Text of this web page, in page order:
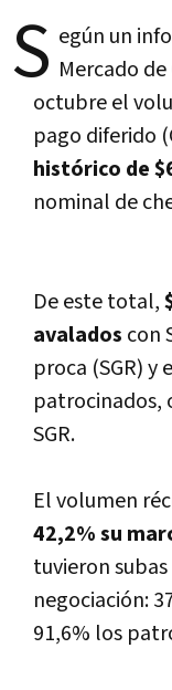
S egún un
Mercado
octubre el
pago diferido
histórico de
nominal de
De este total,
avalados con
proca (SGR) y
patrocinados,
SGR.
El volumen
42,2% su
tuvieron
negociación:
91,6% los